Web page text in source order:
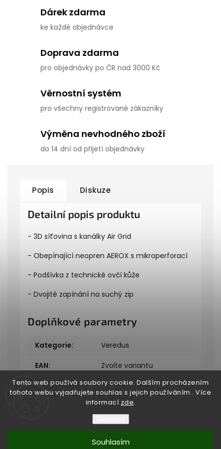
Tento web používá soubory cookie. Dalším procházením
tohoto webu vyjadřujete souhlas s jejich používáním.. Více
informací zde.
Souhlasím
Dárek zdarma
ke každé objednávce
Doprava zdarma
pro objednávky po ČR nad 3000 Kč
Věrnostní systém
pro všechny registrované zákazníky
Výměna nevhodného zboží
do 14 dní od přijetí objednávky
Popis Diskuze
Detailní popis produktu
- 3D síťovina s kanálky Air Grid
- Obepínající neopren AEROX s mikroperforací
- Podšívka z technické ovčí kůže
- Dvojité zapínání na suchý zip
Doplňkové parametry
Kategorie: Veredus
EAN: Zvolte variantu
Copyright 2026Bukefalos. Všechna práva vyhrazena.
Shoptet| Design